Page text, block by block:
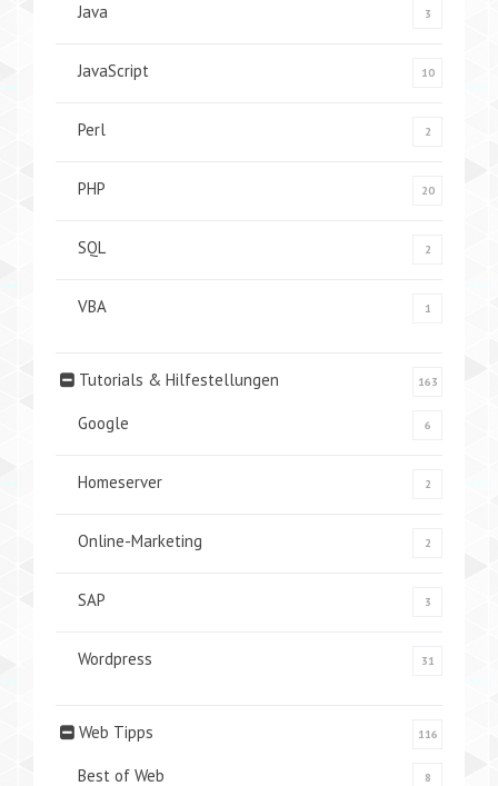
Java 3
JavaScript 10
Perl 2
PHP 20
SQL 2
VBA 1
Tutorials & Hilfestellungen 163
Google 6
Homeserver 2
Online-Marketing 2
SAP 3
Wordpress 31
Web Tipps 116
Best of Web 8